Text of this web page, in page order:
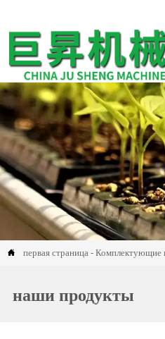
 первая страница - Комплектующие
наши продукты